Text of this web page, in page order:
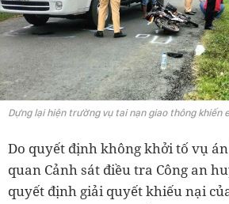
Dựng lại hiện trường vụ tai nạn giao thông khiến
Do quyết định không khởi tố vụ
quan Cảnh sát điều tra Công an
quyết định giải quyết khiếu nại